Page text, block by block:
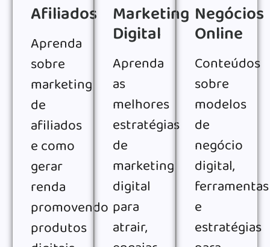
Afiliados
Aprenda
sobre
marketing
de
afiliados
e como
gerar
renda
promovendo
produtos
Marketing
Digital
Aprenda
as
melhores
estratégias
de
marketing
digital
para
atrair,
Negócios
Online
Conteúdos
sobre
modelos
de
negócio
digital,
ferramentas
e
estratégias